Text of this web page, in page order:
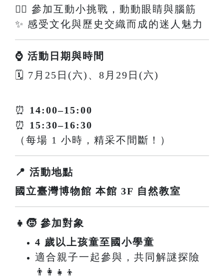
🕵️‍♀️ 參加互動小挑戰，動動眼睛與腦筋
✨ 感受文化與歷史交織而成的迷人魅力
⌚ 活動日期與時間
🗓 7月25日(六)、8月29日(六)
⏰ 14:00–15:00
⏰ 15:30–16:30
（每場 1 小時，精采不間斷！）
📍 活動地點
國立臺灣博物館 本館 3F 自然教室
👧🧒 參加對象
4 歲以上孩童至國小學童
適合親子一起參與，共同解謎探險
👨‍👩‍👧‍👦